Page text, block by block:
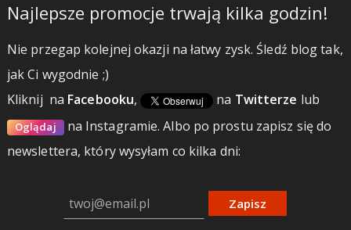
Najlepsze promocje trwają kilka godzin!
Nie przegap kolejnej okazji na łatwy zysk. Śledź blog tak,
jak Ci wygodnie ;)
Kliknij na Facebooku, na Twitterze lub
Oglądaj na Instagramie.Albo po prostu zapisz się do
newslettera, który wysyłam co kilka dni:
Zapisz